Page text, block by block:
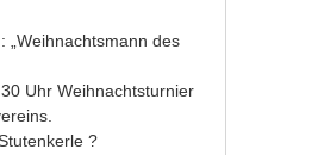
„Weihnachtsmann des
Uhr Weihnachtsturnier
?